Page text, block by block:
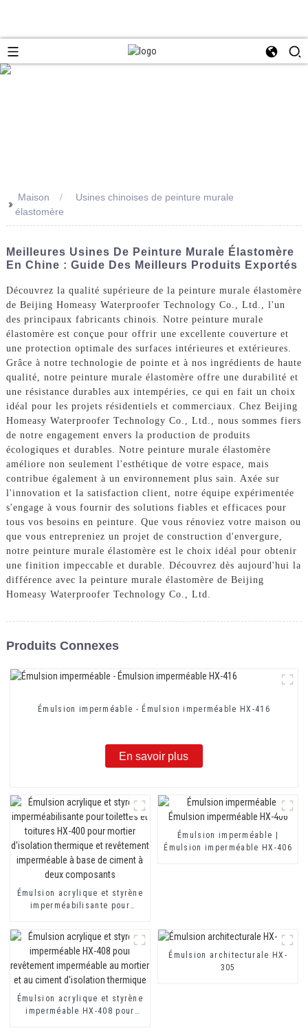
>> Maison
Usines chinoises de peinture murale
élastomère
Meilleures Usines De Peinture Murale Élastomère
En Chine : Guide Des Meilleurs Produits Exportés
Découvrez la qualité supérieure de la peinture murale élastomère
de Beijing Homeasy Waterproofer Technology Co., Ltd., l'un
des principaux fabricants chinois. Notre peinture murale
élastomère est conçue pour offrir une excellente couverture et
une protection optimale des surfaces intérieures et extérieures.
Grâce à notre technologie de pointe et à nos ingrédients de haute
qualité, notre peinture murale élastomère offre une durabilité et
une résistance durables aux intempéries, ce qui en fait un choix
idéal pour les projets résidentiels et commerciaux. Chez Beijing
Homeasy Waterproofer Technology Co., Ltd., nous sommes fiers
de notre engagement envers la production de produits
écologiques et durables. Notre peinture murale élastomère
améliore non seulement l'esthétique de votre espace, mais
contribue également à un environnement plus sain. Axée sur
l'innovation et la satisfaction client, notre équipe expérimentée
s'engage à vous fournir des solutions fiables et efficaces pour
tous vos besoins en peinture. Que vous rénoviez votre maison ou
que vous entrepreniez un projet de construction d'envergure,
notre peinture murale élastomère est le choix idéal pour obtenir
une finition impeccable et durable. Découvrez dès aujourd'hui la
différence avec la peinture murale élastomère de Beijing
Homeasy Waterproofer Technology Co., Ltd.
Produits Connexes
Émulsion imperméable - Émulsion imperméable HX-416
En savoir plus
Émulsion acrylique et styrène
imperméabilisante pour
pour mortier d'isolation
thermique et revêtement
imperméable à base de ciment
à deux composants
Émulsion imperméable |
Émulsion imperméable HX-406
Émulsion acrylique et styrène
imperméable HX-408 pour
Émulsion architecturale HX-
305